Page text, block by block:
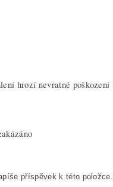
hrozí nevratné poškození
příspěvek k této položce.